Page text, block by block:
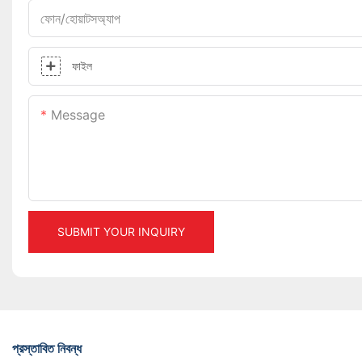
ফোন/হোয়াটসঅ্যাপ
ফাইল
Message
SUBMIT YOUR INQUIRY
প্রস্তাবিত নিবন্ধ